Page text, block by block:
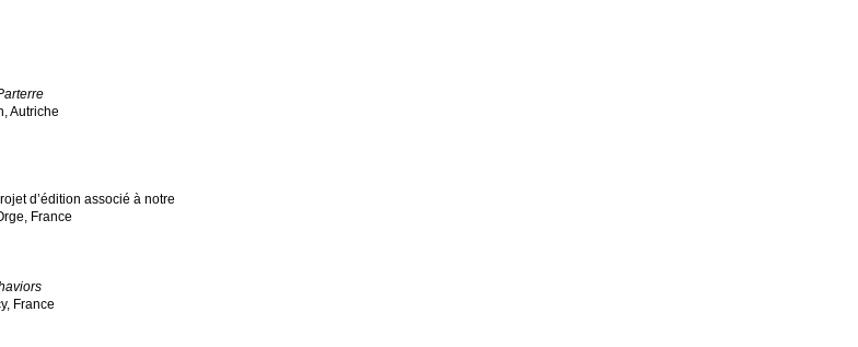
Autriche
d’édition associé à notre
France
France